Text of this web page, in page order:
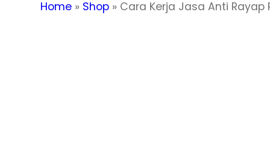
Home » Shop » Cara Kerja Jasa Anti